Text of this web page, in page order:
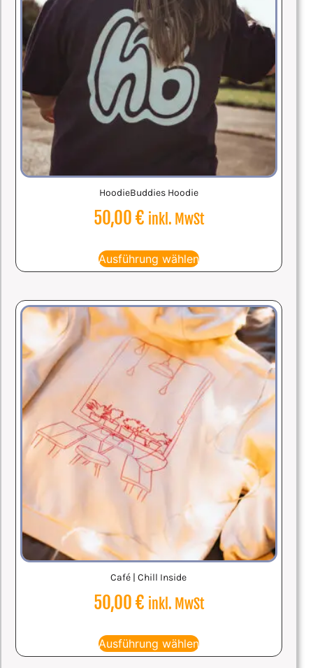
HoodieBuddies Hoodie
50,00€ inkl. MwSt
Ausführung wählen
Café | Chill Inside
50,00€ inkl. MwSt
Ausführung wählen